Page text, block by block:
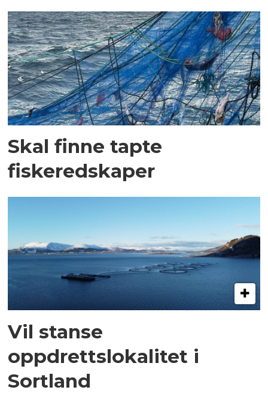
Skal finne tapte
fiskeredskaper
Vil stanse
oppdrettslokalitet i
Sortland